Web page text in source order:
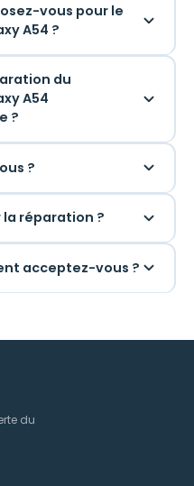
vous pour le
A54 ?
du
A54
?
?
réparation ?
acceptez-vous ?
du